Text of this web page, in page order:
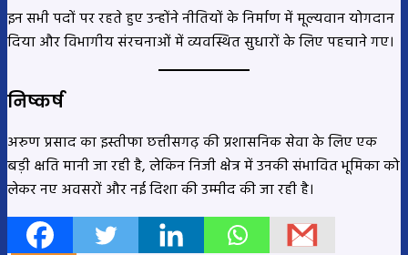
इन सभी पदों पर रहते हुए उन्होंने नीतियों के निर्माण में मूल्यवान योगदान
दिया और विभागीय संरचनाओं में व्यवस्थित सुधारों के लिए पहचाने गए।
निष्कर्ष
अरुण प्रसाद का इस्तीफा छत्तीसगढ़ की प्रशासनिक सेवा के लिए एक
बड़ी क्षति मानी जा रही है, लेकिन निजी क्षेत्र में उनकी संभावित भूमिका को
लेकर नए अवसरों और नई दिशा की उम्मीद की जा रही है।